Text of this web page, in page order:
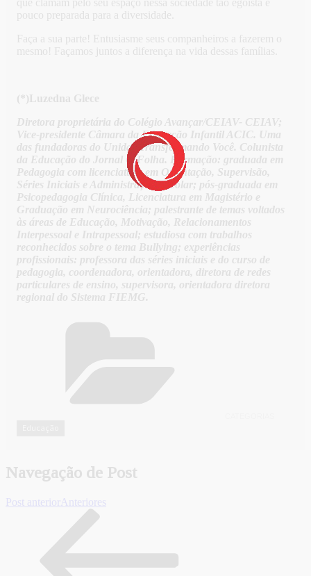
que clamam pelo seu espaço nessa sociedade tão egoísta e
pouco preparada para a diversidade.
Faça a sua parte! Entusiasme seus companheiros a fazerem o
mesmo! Façamos juntos a diferença na vida dessas famílias.
(*)Luzedna Glece
Diretora proprietária do Colégio Avançar/CEIAV- CEIAV;
Vice-presidente Câmara da Educação Infantil ACIC. Uma
das fundadoras do Unidas Transformando Você. Colunista
da Educação do Jornal O Folha. Formação: graduada em
Pedagogia com licenciatura em Orientação, Supervisão,
Séries Iniciais e Administração Escolar; pós-graduada em
Psicopedagogia Clínica, Licenciatura em Magistério e
Graduação em Neurociência; palestrante de temas voltados
às áreas de Educação, Motivação, Relacionamentos
Interpessoal e Intrapessoal; estudiosa com trabalhos
reconhecidos sobre o tema Bullying; experiências
profissionais: professora das séries iniciais e do curso de
pedagogia, coordenadora, orientadora, diretora de redes
particulares de ensino, supervisora, orientadora diretora
regional do Sistema FIEMG.
Navegação de Post
Post anterior Anteriores